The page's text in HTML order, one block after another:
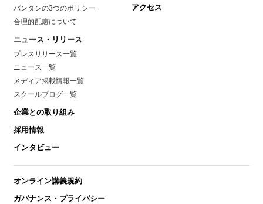
バンタンの3つのポリシー
合理的配慮について
ニュース・リリース
プレスリリース一覧
ニュース一覧
メディア掲載情報一覧
スクールブログ一覧
企業との取り組み
採用情報
インタビュー
アクセス
オンライン講義規約
ガバナンス・プライバシー